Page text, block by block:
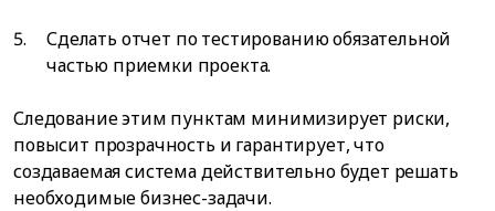
Сделать отчет по тестированию обязательной
частью приемки проекта.
Следование этим пунктам минимизирует риски,
повысит прозрачность и гарантирует, что
создаваемая система действительно будет решать
необходимые бизнес-задачи.